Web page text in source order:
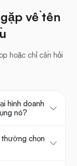
về tên
hoặc chỉ cần hỏi
hình doanh
nó?
thường chọn